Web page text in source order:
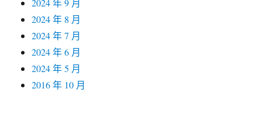
2024 年 9 月
2024 年 8 月
2024 年 7 月
2024 年 6 月
2024 年 5 月
2016 年 10 月